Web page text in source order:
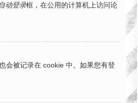
动登录框，在公用的计算机上访问论
会被记录在 cookie 中。如果您有登